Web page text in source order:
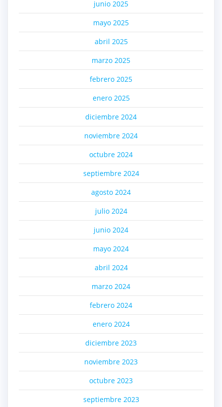
junio 2025
mayo 2025
abril 2025
marzo 2025
febrero 2025
enero 2025
diciembre 2024
noviembre 2024
octubre 2024
septiembre 2024
agosto 2024
julio 2024
junio 2024
mayo 2024
abril 2024
marzo 2024
febrero 2024
enero 2024
diciembre 2023
noviembre 2023
octubre 2023
septiembre 2023